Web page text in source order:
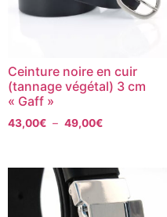
Ceinture noire en cuir
(tannage végétal) 3 cm
« Gaff »
43,00€ – 49,00€